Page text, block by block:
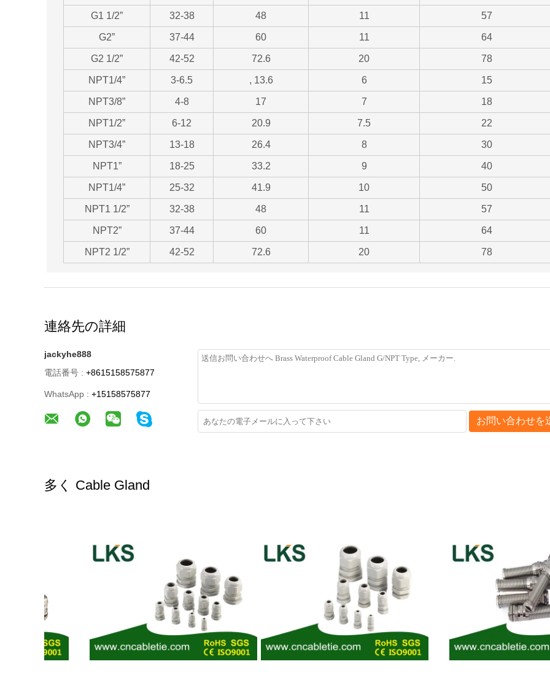
G1 1/2” 32-38 48 11 57
G2” 37-44 60 11 64
G2 1/2” 42-52 72.6 20 78
NPT1/4” 3-6.5 , 13.6 6 15
NPT3/8” 4-8 17 7 18
NPT1/2” 6-12 20.9 7.5 22
NPT3/4” 13-18 26.4 8 30
NPT1” 18-25 33.2 9 40
NPT1/4” 25-32 41.9 10 50
NPT1 1/2” 32-38 48 11 57
NPT2” 37-44 60 11 64
NPT2 1/2” 42-52 72.6 20 78
連絡先の詳細
jackyhe888
電話番号 : +8615158575877
WhatsApp : +15158575877
お問い合わせを
多く Cable Gland